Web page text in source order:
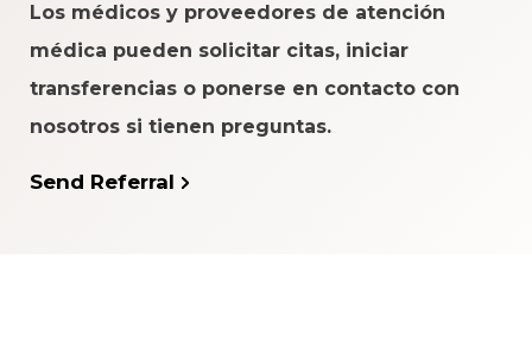
Los médicos y proveedores de atención
médica pueden solicitar citas, iniciar
transferencias o ponerse en contacto con
nosotros si tienen preguntas.
Send Referral